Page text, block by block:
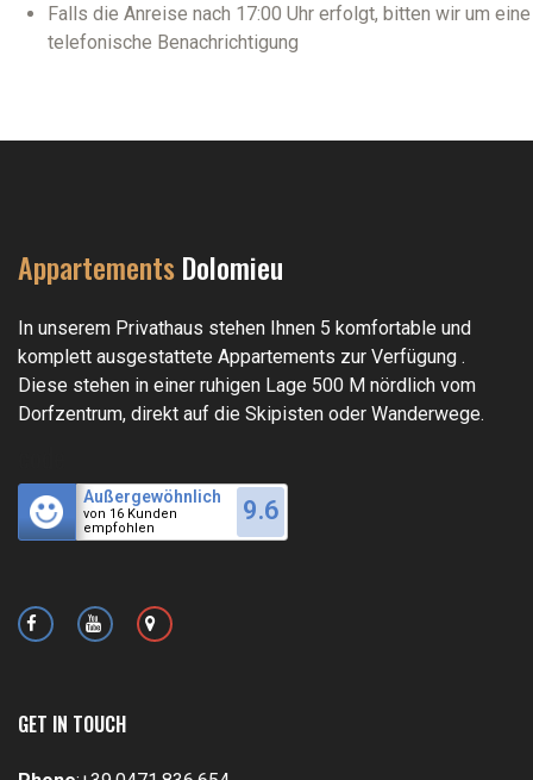
Falls die Anreise nach 17:00 Uhr erfolgt, bitten wir um eine
telefonische Benachrichtigung
AppartementsDolomieu
In unserem Privathaus stehen Ihnen 5 komfortable und
komplett ausgestattete Appartements zur Verfügung .
Diese stehen in einer ruhigen Lage 500 M nördlich vom
Dorfzentrum, direkt auf die Skipisten oder Wanderwege.
Außergewöhnlich
von 16 Kunden
empfohlen
9.6
GET IN TOUCH